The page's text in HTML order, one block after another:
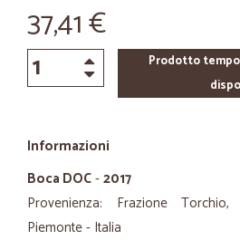
37,41 €
Prodotto
Informazioni
Boca DOC-2017
Provenienza: Frazione
Piemonte - Italia